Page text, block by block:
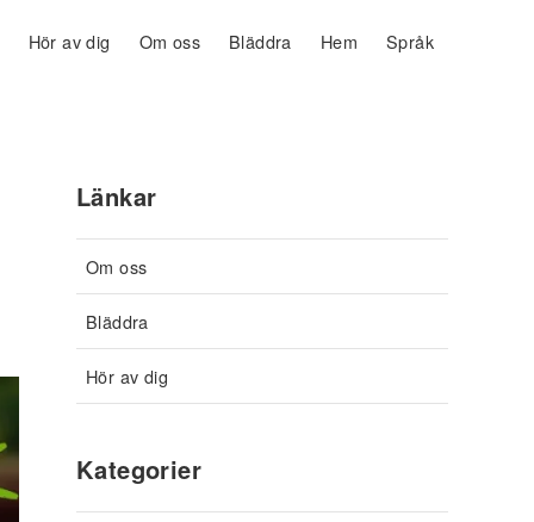
Hör av dig Om oss Bläddra Hem Språk
Länkar
Om oss
Bläddra
Hör av dig
Kategorier